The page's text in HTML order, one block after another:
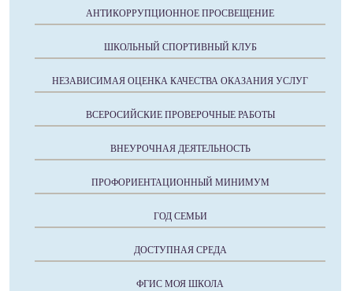
АНТИКОРРУПЦИОННОЕ ПРОСВЕЩЕНИЕ
ШКОЛЬНЫЙ СПОРТИВНЫЙ КЛУБ
НЕЗАВИСИМАЯ ОЦЕНКА КАЧЕСТВА ОКАЗАНИЯ УСЛУГ
ВСЕРОСИЙСКИЕ ПРОВЕРОЧНЫЕ РАБОТЫ
ВНЕУРОЧНАЯ ДЕЯТЕЛЬНОСТЬ
ПРОФОРИЕНТАЦИОННЫЙ МИНИМУМ
ГОД СЕМЬИ
ДОСТУПНАЯ СРЕДА
ФГИС МОЯ ШКОЛА